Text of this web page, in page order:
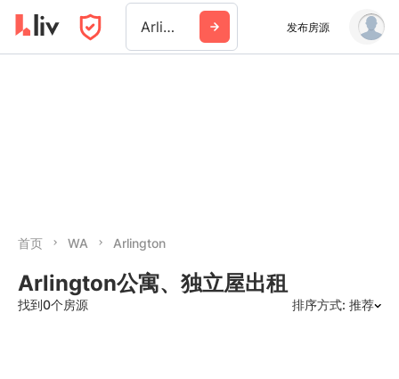
Arlington Wa 发布房源
首页 WA Arlington
Arlington公寓、独立屋出租
找到0个房源 排序方式: 推荐